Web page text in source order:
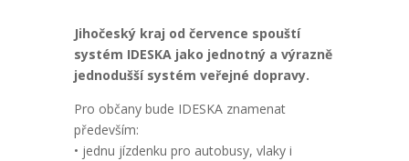
Jihočeský kraj od července spouští
systém IDESKA jako jednotný a výrazně
jednodušší systém veřejné dopravy.
Pro občany bude IDESKA znamenat
především:
• jednu jízdenku pro autobusy, vlaky i